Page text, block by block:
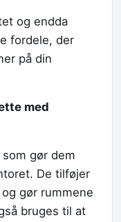
og endda
fordele, der
på din
med
gør dem
De tilføjer
gør rummene
bruges til at